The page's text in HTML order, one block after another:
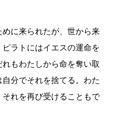
に来られたが、世から来
ラトにはイエスの運命を
もわたしから命を奪い取
分でそれを捨てる。わた
れを再び受けることもで